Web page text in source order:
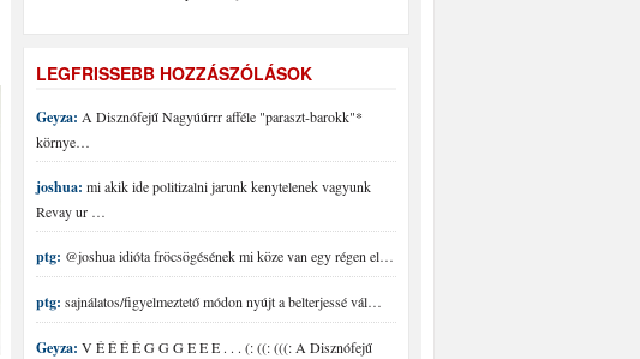
LEGFRISSEBB HOZZÁSZÓLÁSOK
Geyza: A Disznófejű Nagyúúrrr afféle "paraszt-barokk"*
környe…
joshua: mi akik ide politizalni jarunk kenytelenek vagyunk
Revay ur …
ptg: @joshua idióta fröcsögésének mi köze van egy régen el…
ptg: sajnálatos/figyelmeztető módon nyújt a belterjessé vál…
Geyza: V É É É É G G G E E E . . . (: ((: (((: A Disznófejű